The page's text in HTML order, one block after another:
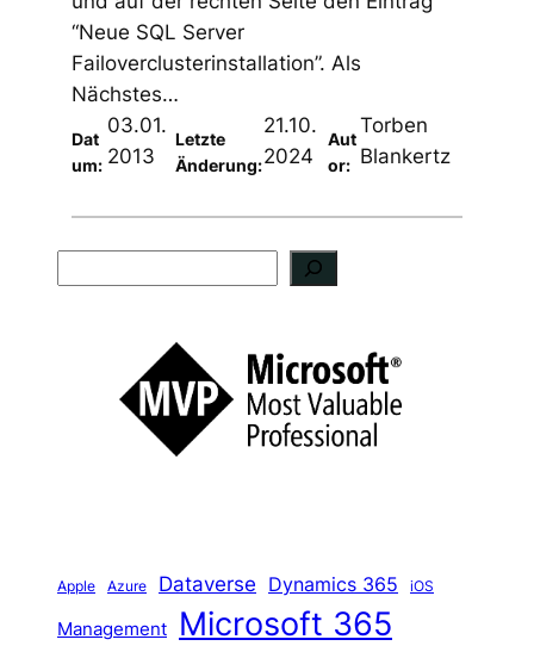
“Neue SQL Server
Failoverclusterinstallation”. Als
Nächstes…
Dat
um:
03.01.
2013
Letzte
Änderung:
21.10.
2024
Aut
or:
Torben
Blankertz
Apple Azure Dataverse Dynamics 365 iOS
Management Microsoft 365